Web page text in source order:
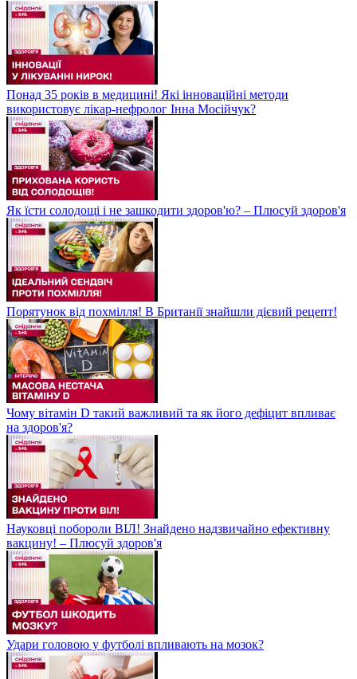
Понад 35 років в медицині! Які інноваційні методи
використовує лікар-нефролог Інна Мосійчук?
Як їсти солодощі і не зашкодити здоров'ю? – Плюсуй здоров'я
Порятунок від похмілля! В Британії знайшли дієвий рецепт!
Чому вітамін D такий важливий та як його дефіцит впливає
на здоров'я?
Науковці побороли ВІЛ! Знайдено надзвичайно ефективну
вакцину! – Плюсуй здоров'я
Удари головою у футболі впливають на мозок?